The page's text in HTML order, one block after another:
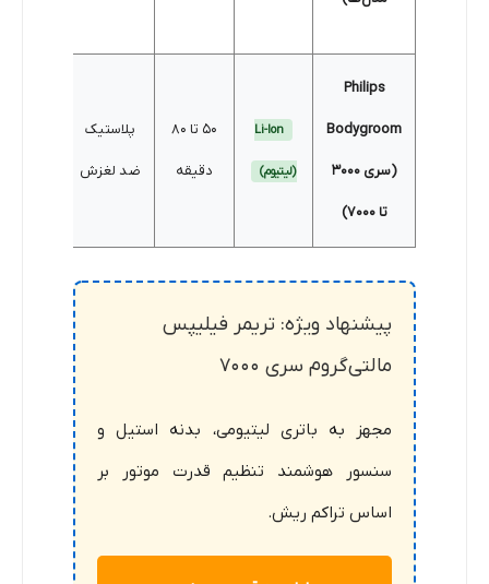
Philips
Bodygroom
(سری 3000
تا 7000)
Li-Ion
(لیتیوم)
50 تا 80
دقیقه
پلاستیک
ضد لغزش
پیشنهاد ویژه: تریمر فیلیپس
مالتی‌گروم سری 7000
مجهز به باتری لیتیومی، بدنه استیل و
سنسور هوشمند تنظیم قدرت موتور بر
اساس تراکم ریش.